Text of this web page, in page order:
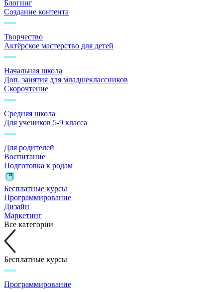
Блогинг
Создание контента
Творчество
Актёрское мастерство для детей
Начальная школа
Доп. занятия для младшеклассников
Скорочтение
Средняя школа
Для учеников 5-9 класса
Для родителей
Воспитание
Подготовка к родам
Бесплатные курсы
Программирование
Дизайн
Маркетинг
Все категории
Бесплатные курсы
Программирование